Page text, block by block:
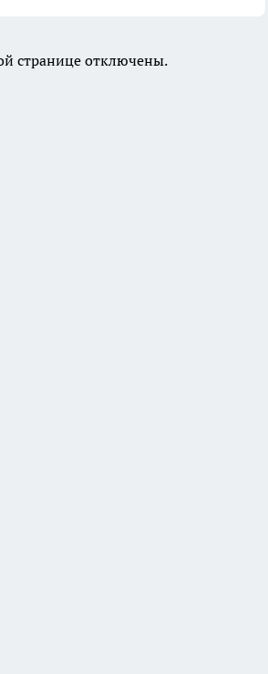
странице отключены.